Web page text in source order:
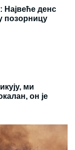
Највеће денс
позорницу
ми
он је